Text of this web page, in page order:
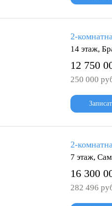
2-
14 этаж,
12 750
250 000
2-
7 этаж,
16 300
282 496